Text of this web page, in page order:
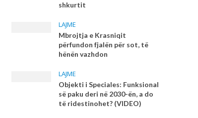
shkurtit
LAJME
Mbrojtja e Krasniqit
përfundon fjalën për sot, të
hënën vazhdon
LAJME
Objekti i Speciales: Funksional
së paku deri në 2030-ën, a do
të ridestinohet? (VIDEO)